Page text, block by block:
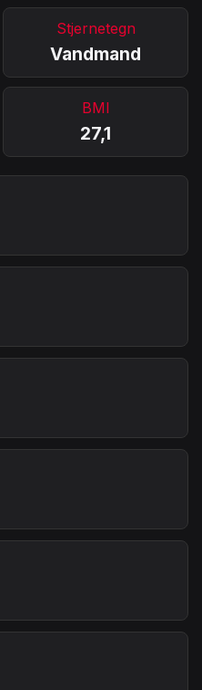
Stjernetegn
Vandmand
BMI
27,1